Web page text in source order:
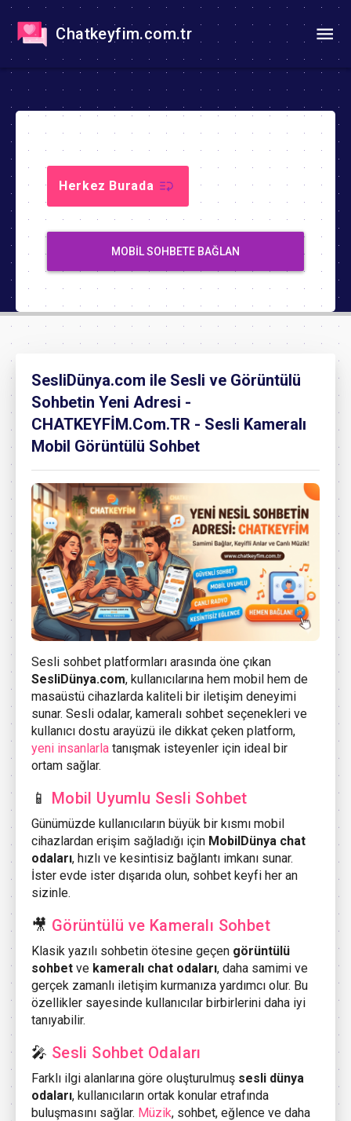
Chatkeyfim.com.tr
Herkez Burada
MOBIL SOHBETE BAĞLAN
SesliDünya.com ile Sesli ve Görüntülü
Sohbetin Yeni Adresi -
CHATKEYFİM.Com.TR - Sesli Kameralı
Mobil Görüntülü Sohbet
Sesli sohbet platformları arasında öne çıkan
SesliDünya.com, kullanıcılarına hem mobil hem de
masaüstü cihazlarda kaliteli bir iletişim deneyimi
sunar. Sesli odalar, kameralı sohbet seçenekleri ve
kullanıcı dostu arayüzü ile dikkat çeken platform,
yeni insanlarla tanışmak isteyenler için ideal bir
ortam sağlar.
📱 Mobil Uyumlu Sesli Sohbet
Günümüzde kullanıcıların büyük bir kısmı mobil
cihazlardan erişim sağladığı için MobilDünya chat
odaları, hızlı ve kesintisiz bağlantı imkanı sunar.
İster evde ister dışarıda olun, sohbet keyfi her an
sizinle.
🎥 Görüntülü ve Kameralı Sohbet
Klasik yazılı sohbetin ötesine geçen görüntülü
sohbet ve kameralı chat odaları, daha samimi ve
gerçek zamanlı iletişim kurmanıza yardımcı olur. Bu
özellikler sayesinde kullanıcılar birbirlerini daha iyi
tanıyabilir.
🎤 Sesli Sohbet Odaları
Farklı ilgi alanlarına göre oluşturulmuş sesli dünya
odaları, kullanıcıların ortak konular etrafında
buluşmasını sağlar. Müzik, sohbet, eğlence ve daha